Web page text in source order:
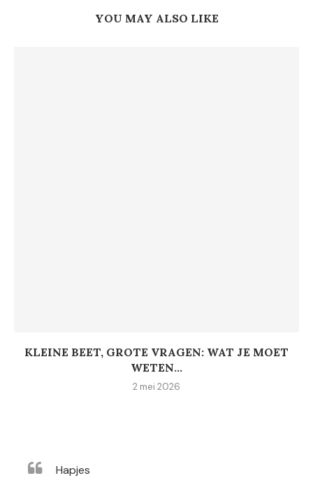
YOU MAY ALSO LIKE
KLEINE BEET, GROTE VRAGEN: WAT JE MOET
WETEN...
2 mei 2026
Hapjes